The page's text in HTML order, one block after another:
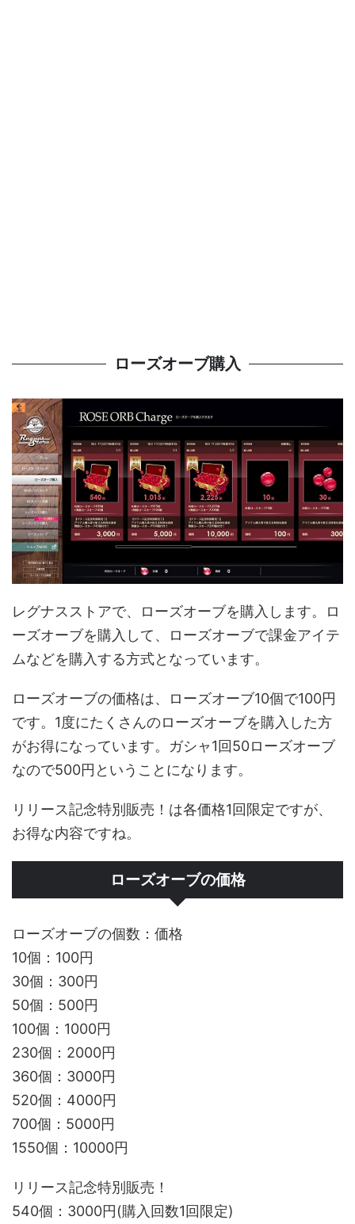
ローズオーブ購入
レグナスストアで、ローズオーブを購入します。ロ
ーズオーブを購入して、ローズオーブで課金アイテ
ムなどを購入する方式となっています。
ローズオーブの価格は、ローズオーブ10個で100円
です。1度にたくさんのローズオーブを購入した方
がお得になっています。ガシャ1回50ローズオーブ
なので500円ということになります。
リリース記念特別販売！は各価格1回限定ですが、
お得な内容ですね。
ローズオーブの価格
ローズオーブの個数：価格
10個：100円
30個：300円
50個：500円
100個：1000円
230個：2000円
360個：3000円
520個：4000円
700個：5000円
1550個：10000円
リリース記念特別販売！
540個：3000円(購入回数1回限定)